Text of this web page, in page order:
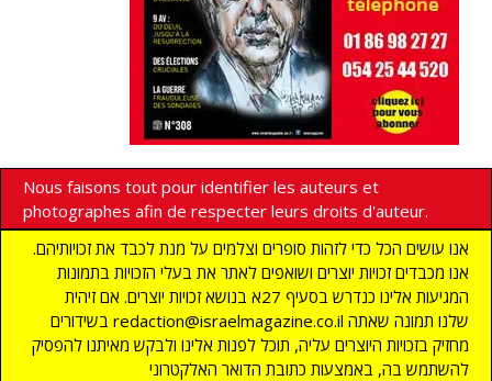
Nous faisons tout pour identifier les auteurs et
photographes afin de respecter leurs droits d'auteur.
אנו עושים הכל כדי לזהות סופרים וצלמים על מנת לכבד את זכויותיהם.
אנו מכבדים זכויות יוצרים ושואפים לאתר את בעלי הזכויות בתמונות
המגיעות אלינו כנדרש בסעיף 27א בנושא זכויות יוצרים. אם זיהית
בשידורים redaction@israelmagazine.co.il שלנו תמונה שאתה
מחזיק בזכויות היוצרים עליה, תוכל לפנות אלינו ולבקש מאיתנו להפסיק
להשתמש בה, באמצעות כתובת הדואר האלקטרוני